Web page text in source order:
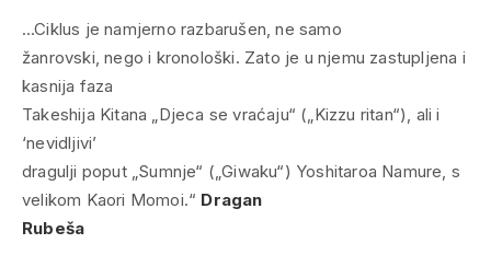
…Ciklus je namjerno razbarušen, ne samo
žanrovski, nego i kronološki. Zato je u njemu zastupljena i
kasnija faza
Takeshija Kitana „Djeca se vraćaju“ („Kizzu ritan“), ali i
‘nevidljivi’
dragulji poput „Sumnje“ („Giwaku“) Yoshitaroa Namure, s
velikom Kaori Momoi.“ Dragan
Rubeša